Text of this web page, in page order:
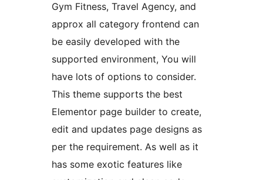
Gym Fitness, Travel Agency, and
approx all category frontend can
be easily developed with the
supported environment, You will
have lots of options to consider.
This theme supports the best
Elementor page builder to create,
edit and updates page designs as
per the requirement. As well as it
has some exotic features like